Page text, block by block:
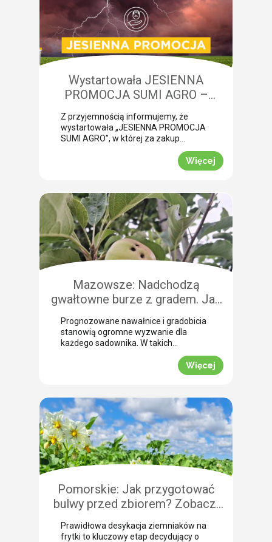
niedobory składników pokarmowych,
co opóźnia wykonanie właściwego
zabiegu. Nasza ekspertka Monika
Krzywak przeprowadziła lustrację w
powiecie gryfickim […]
Wystartowała JESIENNA
PROMOCJA SUMI AGRO –
zyskaj natychmiastowe rabaty!
Z przyjemnością informujemy, że
wystartowała „JESIENNA PROMOCJA
SUMI AGRO”, w której za zakup
uzyskać atrakcyjny rabat! Promocja
trwa od 1 lipca do 30 września 2026
prosty sposób obniżyć koszty
jesiennych zakupów. Wybierz swój
pakiet i odbierz rabat Mechanizm
promocji jest niezwykle prosty.
Wystarczy kupić jeden z […]
Więcej
Mazowsze: Nadchodzą
gwałtowne burze z gradem. Jak
skutecznie przeprowadzić
zabezpieczenie owoców po
gradobiciu?
Prognozowane nawałnice i gradobicia
stanowią ogromne wyzwanie dla
każdego sadownika. W takich
natychmiastowe zabezpieczenie
Uszkodzona skórka to otwarta droga
dla patogenów grzybowych, które
potrafią zniszczyć owoce tuż przed
zbiorem. Nasza ekspertka Justyna
Wasiak ostrzega przed nadchodzącym
frontem burzowym i wskazuje
skuteczne rozwiązanie interwencyjne.
Więcej
Pomorskie: Jak przygotować
bulwy przed zbiorem? Zobacz,
jak przebiega profesjonalna
desykacja ziemniaków na frytki!
Prawidłowa desykacja ziemniaków na
frytki to kluczowy etap decydujący o